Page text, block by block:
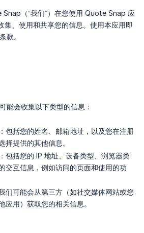
（“我们”）在您使用 Quote Snap 应
集、使用和共享您的信息。使用本应用即
款。
能会收集以下类型的信息：
：包括您的姓名、邮箱地址，以及您在注册
择提供的其他信息。
：包括您的 IP 地址、设备类型、浏览器类
交互信息，例如访问的页面和使用的功
们可能会从第三方（如社交媒体网站或您
应用）获取您的相关信息。